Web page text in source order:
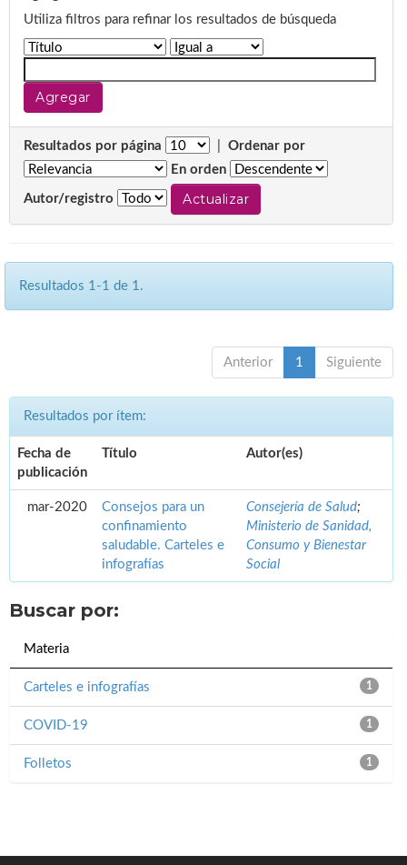
Utiliza filtros para refinar los resultados de búsqueda
Resultados por página
Ordenar por
En orden
Autor/registro
Resultados 1-1 de 1.
Anterior 1 Siguiente
Resultados por ítem:
Fecha de
publicación
Título Autor(es)
mar-2020
Consejos para un
confinamiento
saludable. Carteles e
infografías
Consejería de Salud;
Ministerio de Sanidad,
Consumo y Bienestar
Social
Buscar por:
Materia
1
Carteles e infografías
1
COVID-19
1
Folletos